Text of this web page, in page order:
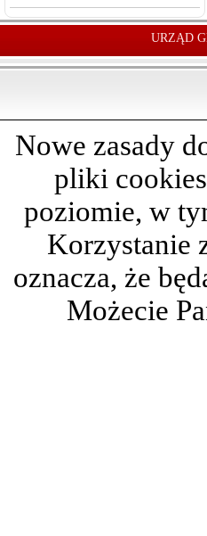
URZĄD
Nowe zasady
pliki
poziomie, w
Korzystanie
oznacza, że
Możecie